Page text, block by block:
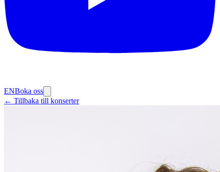
ENBoka oss
← Tillbaka till konserter